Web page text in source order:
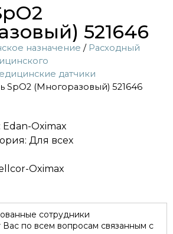
521646
назначение / Расходный
датчики
SpO2 (Многоразовый) 521646
Oximax
Для всех
Oximax
сотрудники
Вас по всем вопросам связанным с